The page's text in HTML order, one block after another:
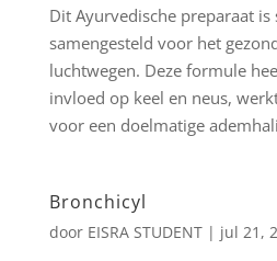
Dit Ayurvedische preparaat is
samengesteld voor het
luchtwegen. Deze formule
invloed op keel en neus,
voor een doelmatige
Bronchicyl
door EISRA STUDENT| jul 21,